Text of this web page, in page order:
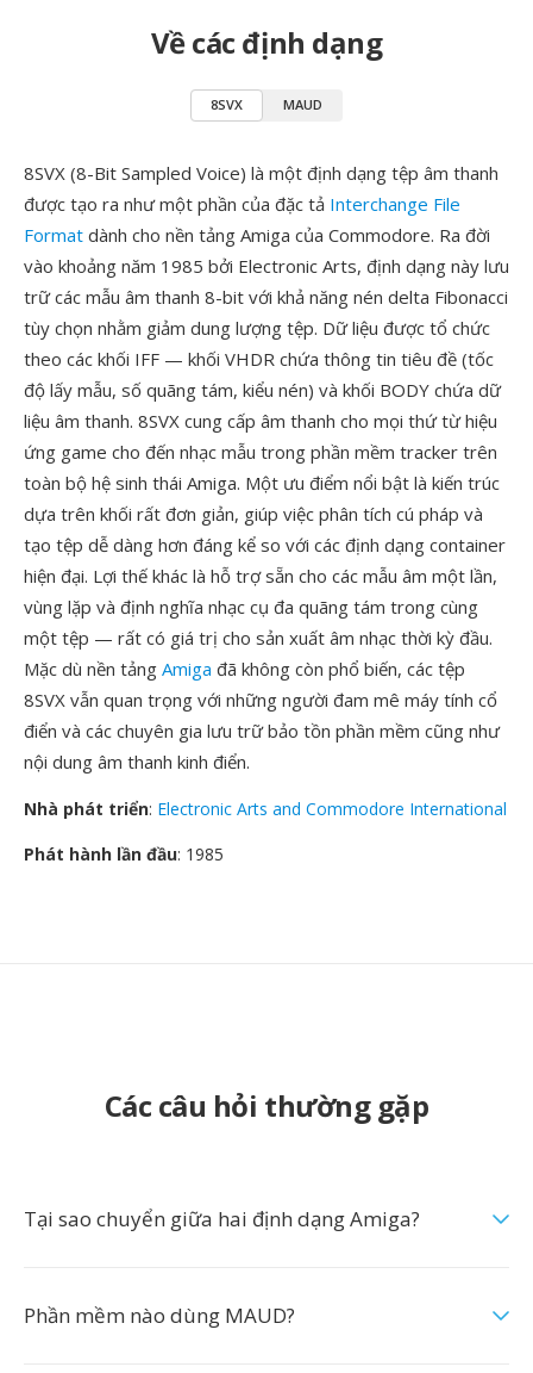
Về các định dạng
8SVX MAUD
8SVX (8-Bit Sampled Voice) là một định dạng tệp âm thanh
được tạo ra như một phần của đặc tả Interchange File
Format dành cho nền tảng Amiga của Commodore. Ra đời
vào khoảng năm 1985 bởi Electronic Arts, định dạng này lưu
trữ các mẫu âm thanh 8-bit với khả năng nén delta Fibonacci
tùy chọn nhằm giảm dung lượng tệp. Dữ liệu được tổ chức
theo các khối IFF — khối VHDR chứa thông tin tiêu đề (tốc
độ lấy mẫu, số quãng tám, kiểu nén) và khối BODY chứa dữ
liệu âm thanh. 8SVX cung cấp âm thanh cho mọi thứ từ hiệu
ứng game cho đến nhạc mẫu trong phần mềm tracker trên
toàn bộ hệ sinh thái Amiga. Một ưu điểm nổi bật là kiến trúc
dựa trên khối rất đơn giản, giúp việc phân tích cú pháp và
tạo tệp dễ dàng hơn đáng kể so với các định dạng container
hiện đại. Lợi thế khác là hỗ trợ sẵn cho các mẫu âm một lần,
vùng lặp và định nghĩa nhạc cụ đa quãng tám trong cùng
một tệp — rất có giá trị cho sản xuất âm nhạc thời kỳ đầu.
Mặc dù nền tảng Amiga đã không còn phổ biến, các tệp
8SVX vẫn quan trọng với những người đam mê máy tính cổ
điển và các chuyên gia lưu trữ bảo tồn phần mềm cũng như
nội dung âm thanh kinh điển.
Nhà phát triển: Electronic Arts and Commodore International
Phát hành lần đầu: 1985
Các câu hỏi thường gặp
Tại sao chuyển giữa hai định dạng Amiga?
Phần mềm nào dùng MAUD?